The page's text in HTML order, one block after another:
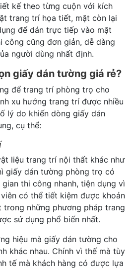
kế theo từng cuộn với kích
trang trí họa tiết, mặt còn lại
để dán trực tiếp vào mặt
công cũng đơn giản, dễ dàng
người dùng nhất định.
giấy dán tường giá rẻ?
để trang trí phòng trọ cho
xu hướng trang trí được nhiều
lý do khiến dòng giấy dán
cụ thể:
liệu trang trí nội thất khác như
giấy dán tường phòng trọ có
thi công nhanh, tiện dụng vì
có thể tiết kiệm được khoản
trong những phương pháp trang
sử dụng phổ biến nhất.
hiệu mà giấy dán tường cho
khác nhau. Chính vì thế mà tùy
tế mà khách hàng có được lựa